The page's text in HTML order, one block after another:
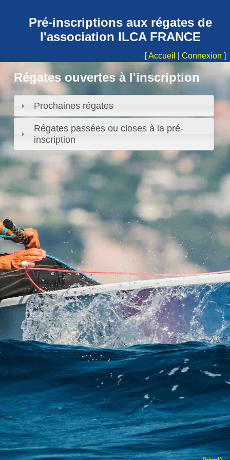
Pré-inscriptions aux régates de
l'association ILCA FRANCE
Régates ouvertes à l'inscription
Accueil Connexion
Prochaines régates
Régates passées ou closes à la pré-
inscription